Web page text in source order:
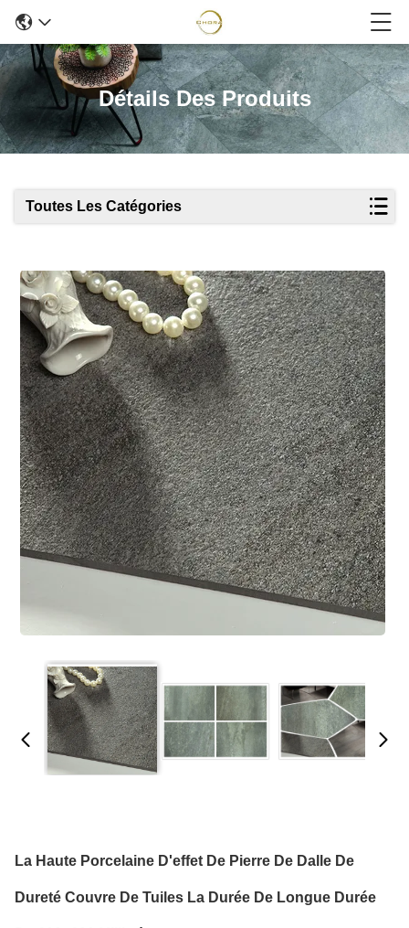
Détails Des Produits
Toutes Les Catégories
La Haute Porcelaine D'effet De Pierre De Dalle De
Dureté Couvre De Tuiles La Durée De Longue Durée